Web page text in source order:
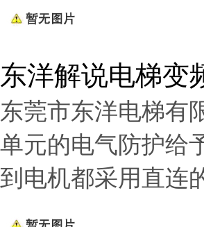
东洋解说电梯变
东莞市东洋电梯有
单元的电气防护给
到电机都采用直连